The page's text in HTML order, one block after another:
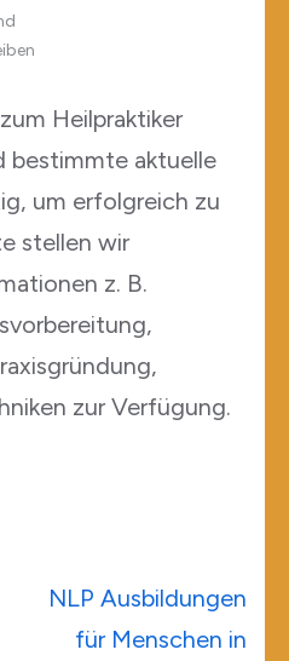
Heilpraktiker
bestimmte aktuelle
um erfolgreich zu
stellen wir
z. B.
zur Verfügung.
NLP Ausbildungen
für Menschen in